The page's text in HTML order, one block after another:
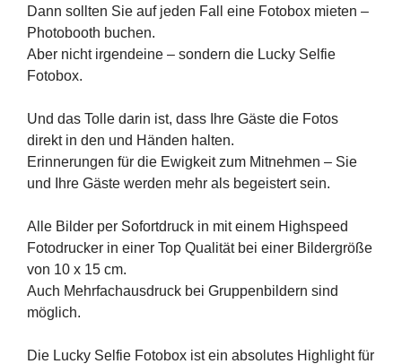
Dann sollten Sie auf jeden Fall eine Fotobox mieten –
Photobooth buchen.
Aber nicht irgendeine – sondern die Lucky Selfie
Fotobox.
Und das Tolle darin ist, dass Ihre Gäste die Fotos
direkt in den und Händen halten.
Erinnerungen für die Ewigkeit zum Mitnehmen – Sie
und Ihre Gäste werden mehr als begeistert sein.
Alle Bilder per Sofortdruck in mit einem Highspeed
Fotodrucker in einer Top Qualität bei einer Bildergröße
von 10 x 15 cm.
Auch Mehrfachausdruck bei Gruppenbildern sind
möglich.
Die Lucky Selfie Fotobox ist ein absolutes Highlight für